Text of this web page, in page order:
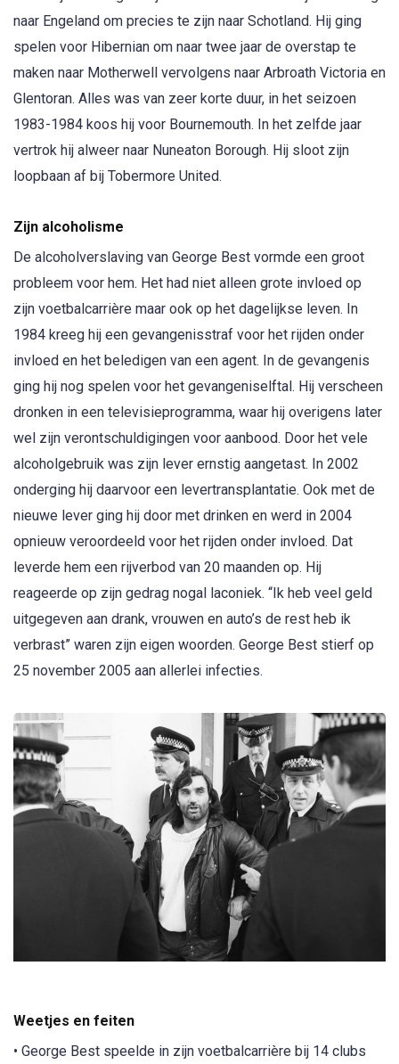
naar Engeland om precies te zijn naar Schotland. Hij ging
spelen voor Hibernian om naar twee jaar de overstap te
maken naar Motherwell vervolgens naar Arbroath Victoria en
Glentoran. Alles was van zeer korte duur, in het seizoen
1983-1984 koos hij voor Bournemouth. In het zelfde jaar
vertrok hij alweer naar Nuneaton Borough. Hij sloot zijn
loopbaan af bij Tobermore United.
Zijn alcoholisme
De alcoholverslaving van George Best vormde een groot
probleem voor hem. Het had niet alleen grote invloed op
zijn voetbalcarrière maar ook op het dagelijkse leven. In
1984 kreeg hij een gevangenisstraf voor het rijden onder
invloed en het beledigen van een agent. In de gevangenis
ging hij nog spelen voor het gevangeniselftal. Hij verscheen
dronken in een televisieprogramma, waar hij overigens later
wel zijn verontschuldigingen voor aanbood. Door het vele
alcoholgebruik was zijn lever ernstig aangetast. In 2002
onderging hij daarvoor een levertransplantatie. Ook met de
nieuwe lever ging hij door met drinken en werd in 2004
opnieuw veroordeeld voor het rijden onder invloed. Dat
leverde hem een rijverbod van 20 maanden op. Hij
reageerde op zijn gedrag nogal laconiek. “Ik heb veel geld
uitgegeven aan drank, vrouwen en auto’s de rest heb ik
verbrast” waren zijn eigen woorden. George Best stierf op
25 november 2005 aan allerlei infecties.
Weetjes en feiten
• George Best speelde in zijn voetbalcarrière bij 14 clubs